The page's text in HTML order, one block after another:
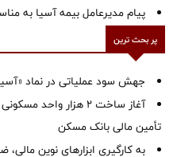
پیام مدیرعامل بیمه آسیا به
پر بحث ترین
جهش سود عملیاتی در نماد
آغاز ساخت ۲ هزار
تأمین مالی بانک مسکن
به کارگیری ابزارهای نوین